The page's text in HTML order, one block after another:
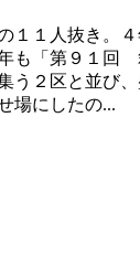
１１人抜き。
も「第９１回
う２区と並び、
場にしたの...